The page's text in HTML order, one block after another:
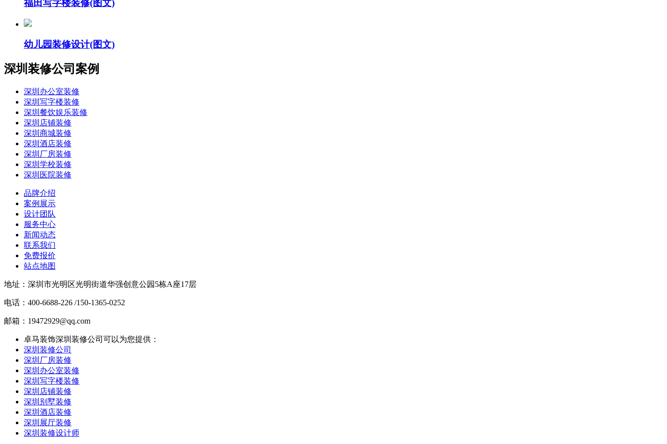
福田写字楼装修(图文)
幼儿园装修设计(图文)
深圳装修公司案例
深圳办公室装修
深圳写字楼装修
深圳餐饮娱乐装修
深圳店铺装修
深圳商城装修
深圳酒店装修
深圳厂房装修
深圳学校装修
深圳医院装修
品牌介绍
案例展示
设计团队
服务中心
新闻动态
联系我们
免费报价
站点地图
地址：深圳市光明区光明街道华强创意公园5栋A座17层
电话：400-6688-226 /150-1365-0252
邮箱：19472929@qq.com
卓马装饰深圳装修公司可以为您提供：
深圳装修公司
深圳厂房装修
深圳办公室装修
深圳写字楼装修
深圳店铺装修
深圳别墅装修
深圳酒店装修
深圳展厅装修
深圳装修设计师